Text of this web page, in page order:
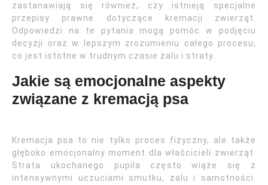
zastanawiają się również, czy istnieją specjalne
przepisy prawne dotyczące kremacji zwierząt.
Odpowiedzi na te pytania mogą pomóc w podjęciu
decyzji oraz w lepszym zrozumieniu całego procesu,
co jest istotne w trudnym czasie żalu i straty.
Jakie są emocjonalne aspekty
związane z kremacją psa
Kremacja psa to nie tylko proces fizyczny, ale także
głęboko emocjonalny moment dla właścicieli zwierząt.
Strata ukochanego pupila często wiąże się z
intensywnymi uczuciami smutku, żalu i samotności.